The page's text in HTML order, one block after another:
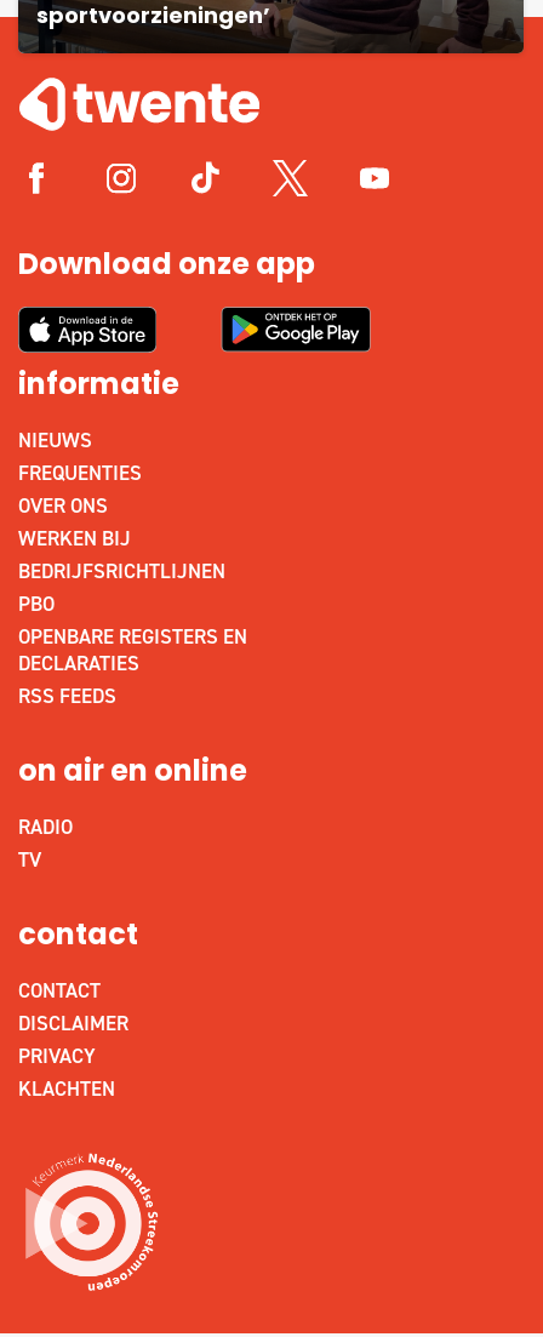
sportvoorzieningen’
Download onze app
informatie
NIEUWS
FREQUENTIES
OVER ONS
WERKEN BIJ
BEDRIJFSRICHTLIJNEN
PBO
OPENBARE REGISTERS EN
DECLARATIES
RSS FEEDS
on air en online
RADIO
TV
contact
CONTACT
DISCLAIMER
PRIVACY
KLACHTEN